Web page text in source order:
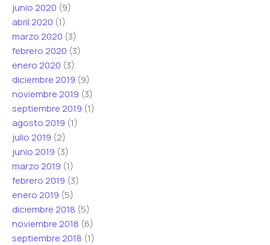
junio 2020 (9)
abril 2020 (1)
marzo 2020 (3)
febrero 2020 (3)
enero 2020 (3)
diciembre 2019 (9)
noviembre 2019 (3)
septiembre 2019 (1)
agosto 2019 (1)
julio 2019 (2)
junio 2019 (3)
marzo 2019 (1)
febrero 2019 (3)
enero 2019 (5)
diciembre 2018 (5)
noviembre 2018 (6)
septiembre 2018 (1)